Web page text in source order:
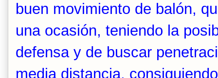
buen movimiento de balón,
una ocasión, teniendo la
defensa y de buscar
media distancia,